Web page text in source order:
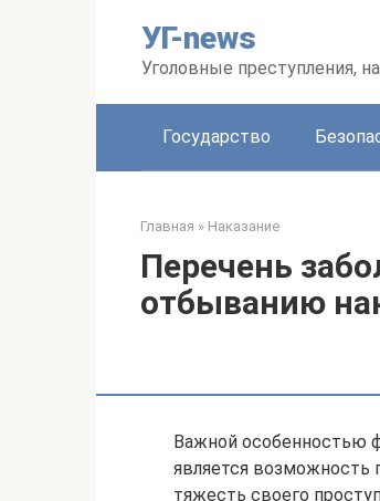
УГ-news
Уголовные преступления,
Государство
Главная » Наказание
Перечень
отбыванию
Важной особенностью
является возможность
тяжесть своего